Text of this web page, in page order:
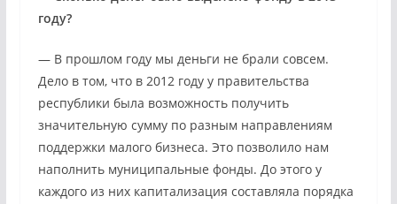
году?
— В прошлом году мы деньги не брали совсем.
Дело в том, что в 2012 году у правительства
республики была возможность получить
значительную сумму по разным направлениям
поддержки малого бизнеса. Это позволило нам
наполнить муниципальные фонды. До этого у
каждого из них капитализация составляла порядка